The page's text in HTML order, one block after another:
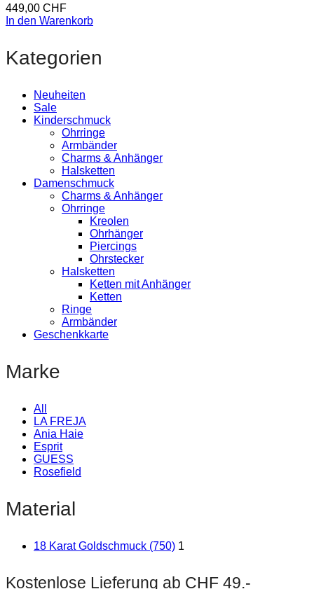
449,00 CHF
In den Warenkorb
Kategorien
Neuheiten
Sale
Kinderschmuck
Ohrringe
Armbänder
Charms & Anhänger
Halsketten
Damenschmuck
Charms & Anhänger
Ohrringe
Kreolen
Ohrhänger
Piercings
Ohrstecker
Halsketten
Ketten mit Anhänger
Ketten
Ringe
Armbänder
Geschenkkarte
Marke
All
LA FREJA
Ania Haie
Esprit
GUESS
Rosefield
Material
18 Karat Goldschmuck (750) 1
Kostenlose Lieferung ab CHF 49.-